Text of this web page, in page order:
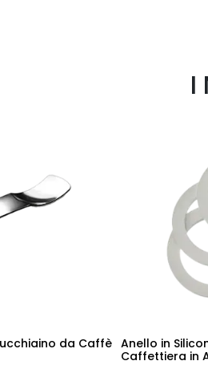
I
da Caffè Anello in
Caffettiera in